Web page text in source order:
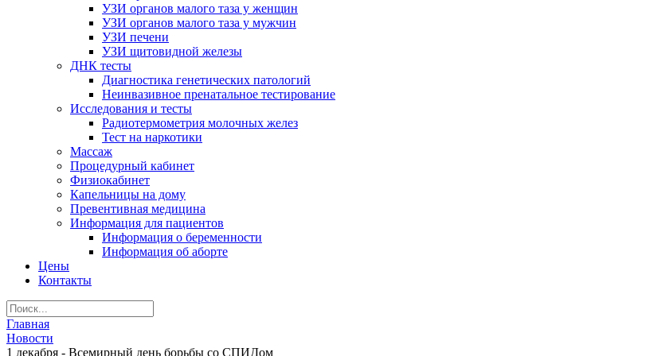
УЗИ органов малого таза у женщин
УЗИ органов малого таза у мужчин
УЗИ печени
УЗИ щитовидной железы
ДНК тесты
Диагностика генетических патологий
Неинвазивное пренатальное тестирование
Исследования и тесты
Радиотермометрия молочных желез
Тест на наркотики
Массаж
Процедурный кабинет
Физиокабинет
Капельницы на дому
Превентивная медицина
Информация для пациентов
Информация о беременности
Информация об аборте
Цены
Контакты
Главная
Новости
1 декабря - Всемирный день борьбы со СПИДом